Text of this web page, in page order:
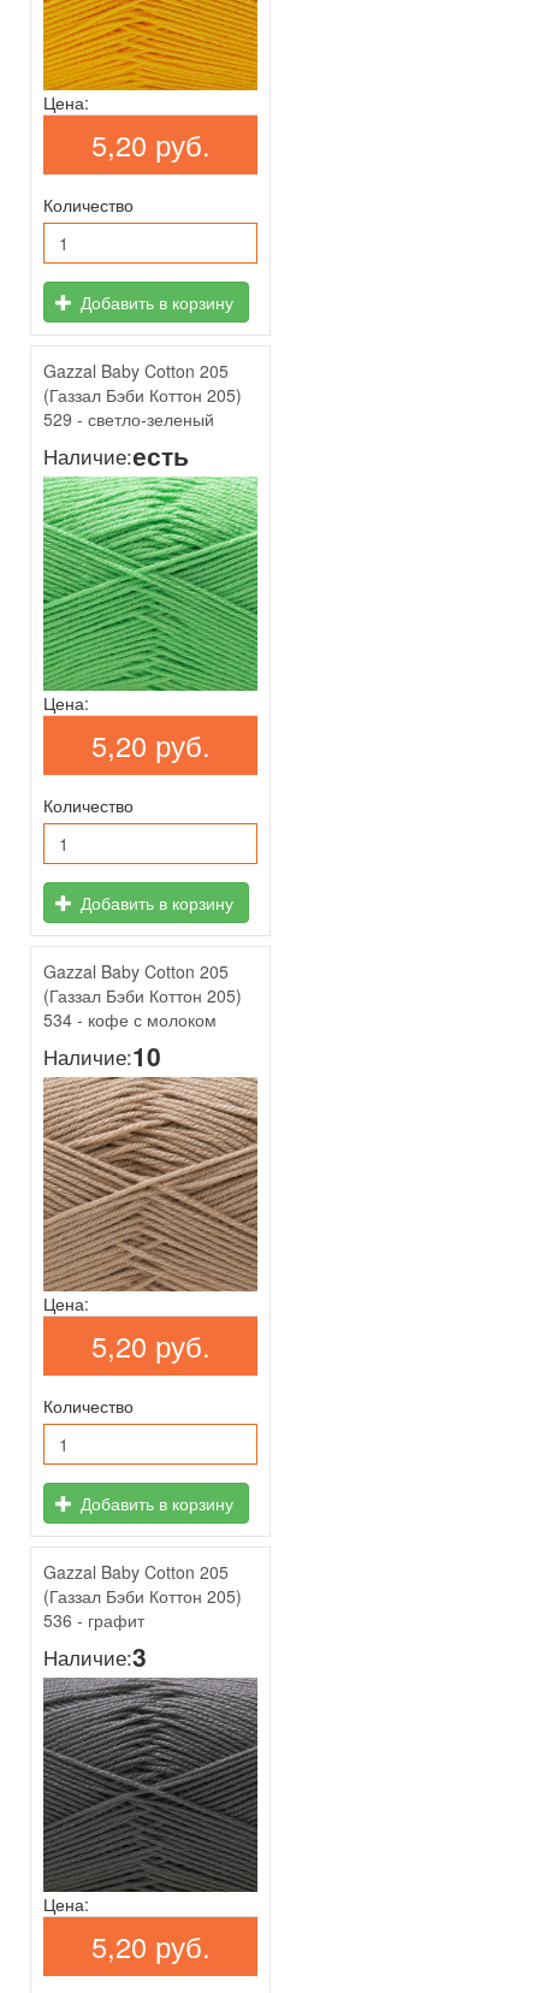
Цена:
5,20 руб.
Количество
Добавить в корзину
Gazzal Baby Cotton 205
(Газзал Бэби Коттон 205)
529 - светло-зеленый
Наличие:есть
Цена:
5,20 руб.
Количество
Добавить в корзину
Gazzal Baby Cotton 205
(Газзал Бэби Коттон 205)
534 - кофе с молоком
Наличие:10
Цена:
5,20 руб.
Количество
Добавить в корзину
Gazzal Baby Cotton 205
(Газзал Бэби Коттон 205)
536 - графит
Наличие:3
Цена:
5,20 руб.